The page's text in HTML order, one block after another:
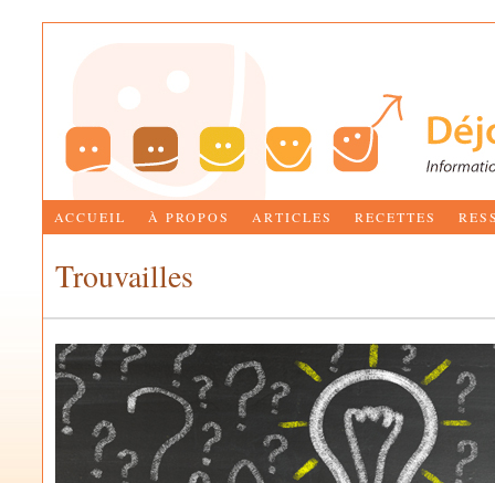
ACCUEIL À PROPOS ARTICLES RECETTES
Trouvailles